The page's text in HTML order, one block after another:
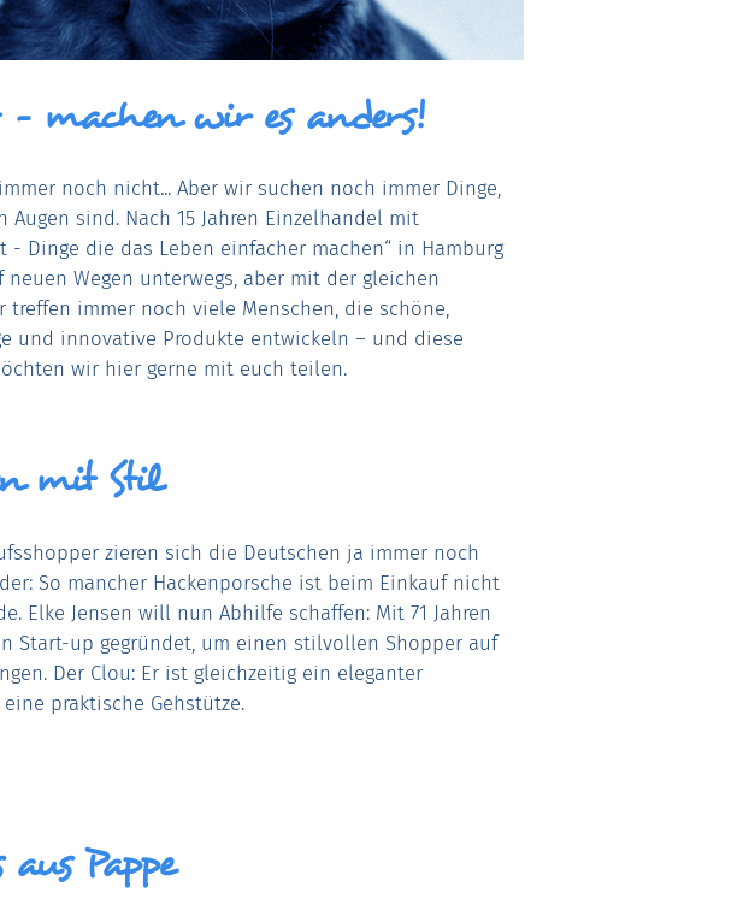
- machen wir es anders!
noch nicht... Aber wir suchen noch immer Dinge,
Augen sind. Nach 15 Jahren Einzelhandel mit
- Dinge die das Leben einfacher machen“ in Hamburg
Wegen unterwegs, aber mit der gleichen
treffen immer noch viele Menschen, die schöne,
und innovative Produkte entwickeln – und diese
wir hier gerne mit euch teilen.
mit Stil
zieren sich die Deutschen ja immer noch
So mancher Hackenporsche ist beim Einkauf nicht
Elke Jensen will nun Abhilfe schaffen: Mit 71 Jahren
Start-up gegründet, um einen stilvollen Shopper auf
Der Clou: Er ist gleichzeitig ein eleganter
praktische Gehstütze.
Pappe